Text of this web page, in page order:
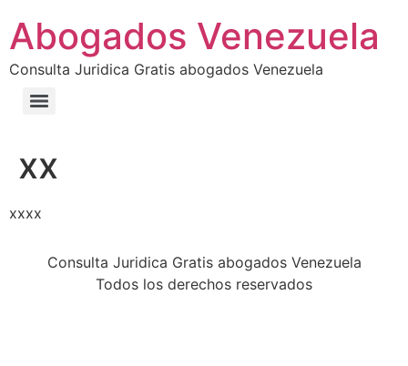
Abogados Venezuela
Consulta Juridica Gratis abogados Venezuela
xx
xxxx
Consulta Juridica Gratis abogados Venezuela
Todos los derechos reservados